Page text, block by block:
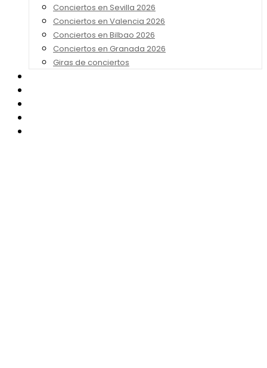
Conciertos en Sevilla 2026
Conciertos en Valencia 2026
Conciertos en Bilbao 2026
Conciertos en Granada 2026
Giras de conciertos